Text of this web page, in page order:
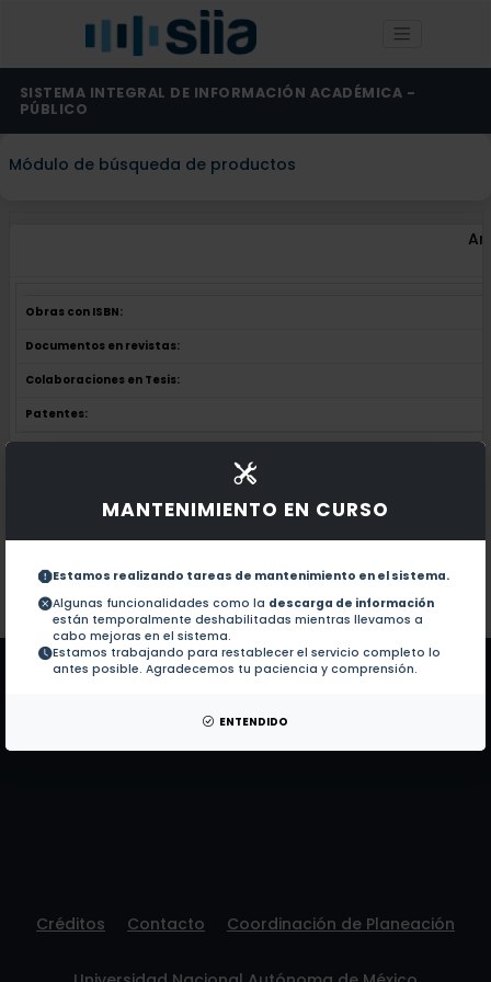
MANTENIMIENTO EN CURSO
Estamos realizando tareas de mantenimiento en el sistema.
Algunas funcionalidades como la descarga de información
están temporalmente deshabilitadas mientras llevamos a
cabo mejoras en el sistema.
Estamos trabajando para restablecer el servicio completo lo
antes posible. Agradecemos tu paciencia y comprensión.
ENTENDIDO
SISTEMA INTEGRAL DE INFORMACIÓN ACADÉMICA -
PÚBLICO
Módulo de búsqueda de productos
Obras con ISBN:
Documentos en revistas:
Colaboraciones en Tesis:
Patentes:
No hay obras de este autor.
Documentos en revistas:
Colaboraciones en Tesis:
No hay tesis de este autor.
Patentes:
No hay patentes de este autor.
Créditos Contacto Coordinación de Planeación